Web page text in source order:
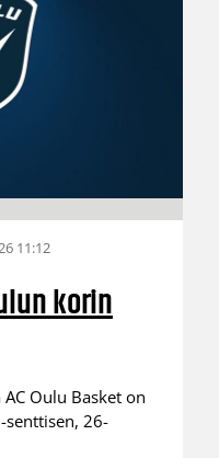
11:12
korin
Oulu Basket on
26-